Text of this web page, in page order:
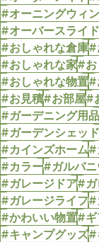
#オーニングウィ
#オーバースライ
#おしゃれな倉庫#
#おしゃれな家#お
#おしゃれな物置#
#お見積#お部屋#
#ガーデニング用品
#ガーデンシェッド
#カインズホーム#
#カラー#ガルバニ
#ガレージドア#ガ
#ガレージライフ#
#かわいい物置#ギ
#キャンプグッズ#